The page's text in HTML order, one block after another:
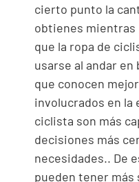
cierto punto la
obtienes mientras
que la ropa de
usarse al andar
que conocen
involucrados en la
ciclista son más
decisiones más
necesidades.. De
pueden tener más